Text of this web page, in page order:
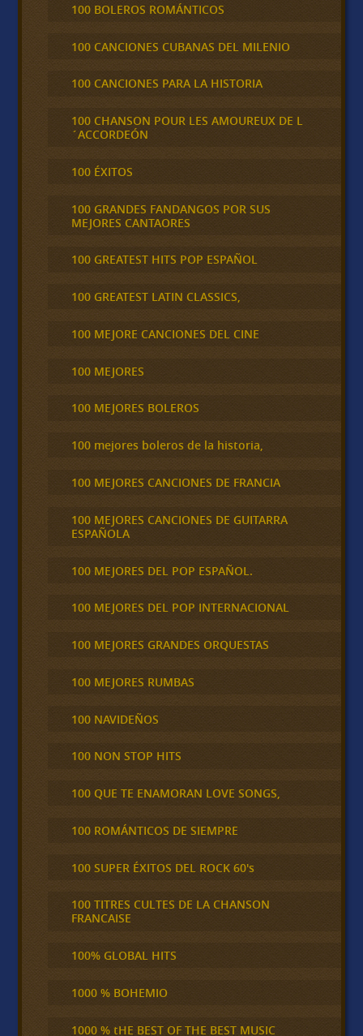
100 BOLEROS ROMÁNTICOS
100 CANCIONES CUBANAS DEL MILENIO
100 CANCIONES PARA LA HISTORIA
100 CHANSON POUR LES AMOUREUX DE L
´ACCORDEÓN
100 ÉXITOS
100 GRANDES FANDANGOS POR SUS
MEJORES CANTAORES
100 GREATEST HITS POP ESPAÑOL
100 GREATEST LATIN CLASSICS,
100 MEJORE CANCIONES DEL CINE
100 MEJORES
100 MEJORES BOLEROS
100 mejores boleros de la historia,
100 MEJORES CANCIONES DE FRANCIA
100 MEJORES CANCIONES DE GUITARRA
ESPAÑOLA
100 MEJORES DEL POP ESPAÑOL.
100 MEJORES DEL POP INTERNACIONAL
100 MEJORES GRANDES ORQUESTAS
100 MEJORES RUMBAS
100 NAVIDEÑOS
100 NON STOP HITS
100 QUE TE ENAMORAN LOVE SONGS,
100 ROMÁNTICOS DE SIEMPRE
100 SUPER ÉXITOS DEL ROCK 60's
100 TITRES CULTES DE LA CHANSON
FRANCAISE
100% GLOBAL HITS
1000 % BOHEMIO
1000 % tHE BEST OF THE BEST MUSIC